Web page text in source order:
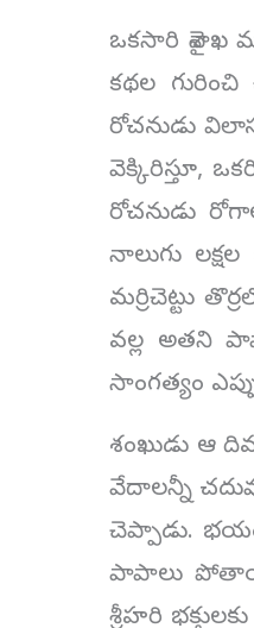
ఒకసారి వైశాఖ
కథల
రోచనుడు
వెక్కిరిస్తూ,
రోచనుడు
నాలుగు
మర్రిచెట్టు
వల్ల అతని
సాంగత్యం
శంఖుడు ఆ
వేదాలన్నీ
చెప్పాడు.
పాపాలు
శ్రీహరి